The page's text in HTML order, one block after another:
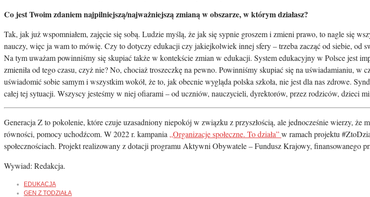
Co jest Twoim zdaniem najpilniejszą/najważniejszą zmianą w obszarze, w którym działasz?
Tak, jak już wspomniałem, zajęcie się sobą. Ludzie myślą, że jak się sypnie groszem i zmieni prawo, to nagle się
nauczy, więc ja wam to mówię. Czy to dotyczy edukacji czy jakiejkolwiek innej sfery – trzeba zacząć od siebie, od
Na tym uważam powinniśmy się skupiać także w kontekście zmian w edukacji. System edukacyjny w Polsce jest
zmieniła od tego czasu, czyż nie? No, chociaż troszeczkę na pewno. Powinniśmy skupiać się na uświadamianiu,
uświadomić sobie samym i wszystkim wokół, że to, jak obecnie wygląda polska szkoła, nie jest dla nas zdrowe.
całej tej sytuacji. Wszyscy jesteśmy w niej ofiarami – od uczniów, nauczycieli, dyrektorów, przez rodziców, dzieci
Generacja Z to pokolenie, które czuje uzasadniony niepokój w związku z przyszłością, ale jednocześnie wierzy,
równości, pomocy uchodźcom. W 2022 r. kampania „Organizacje społeczne. To działa”w ramach projektu
społecznościach. Projekt realizowany z dotacji programu Aktywni Obywatele – Fundusz Krajowy, finansowanego
Wywiad: Redakcja.
EDUKACJA
GEN Z TODZIAŁA